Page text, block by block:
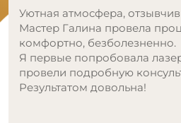
Уютный центр, приятная
гамма салона придает
Качество услуг на высоком
квалифицированные
от души. Приду сюда снова.